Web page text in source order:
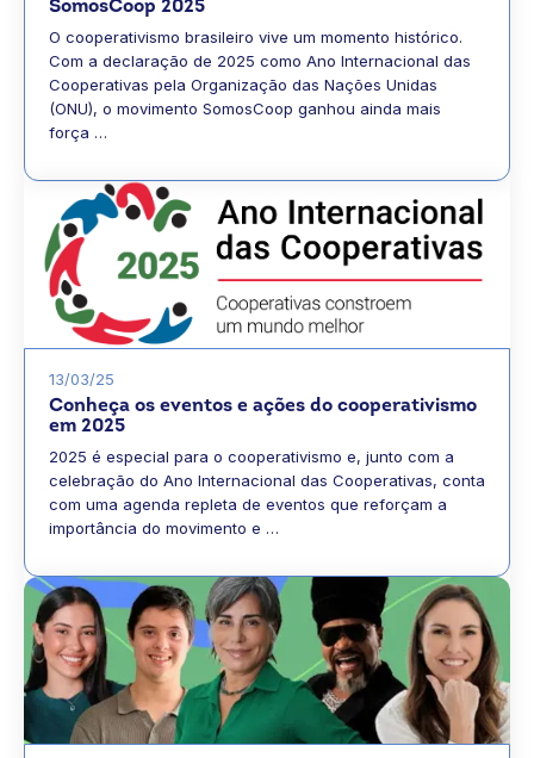
SomosCoop 2025
O cooperativismo brasileiro vive um momento histórico.
Com a declaração de 2025 como Ano Internacional das
Cooperativas pela Organização das Nações Unidas
(ONU), o movimento SomosCoop ganhou ainda mais
força …
13/03/25
Conheça os eventos e ações do cooperativismo
em 2025
2025 é especial para o cooperativismo e, junto com a
celebração do Ano Internacional das Cooperativas, conta
com uma agenda repleta de eventos que reforçam a
importância do movimento e …